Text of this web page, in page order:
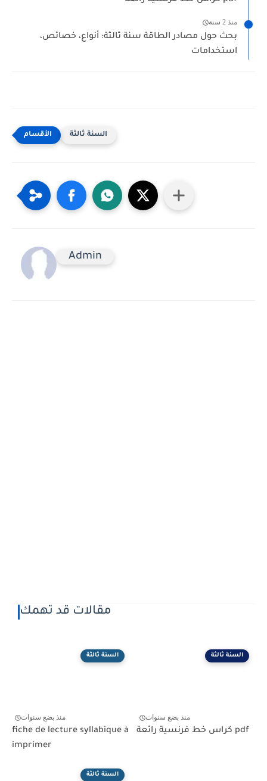
منذ 2 سنة
بحث حول مصادر الطاقة سنة ثالثة: أنواع، خصائص،
استخدامات
السنة ثالثة
Admin
مقالات قد تهمك
السنة ثالثة
منذ بضع سنوات
fiche de lecture syllabique à
imprimer
السنة ثالثة
منذ بضع سنوات
كراس خط فرنسية رائعة pdf
السنة ثالثة